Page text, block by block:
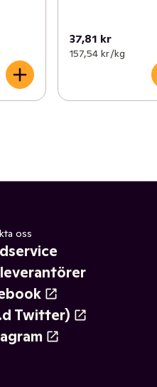
37,81 kr
157,54 kr /kg
oss
Twitter)